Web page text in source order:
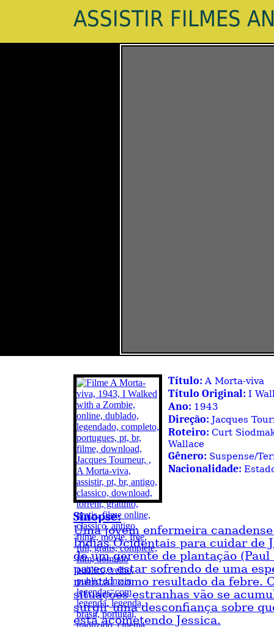
ASSISTIR FILMES
Título:A Morta-viva
Título Original: I
Ano: 1943
Direção: Jacques
Roteiro: Curt
Wallace
Gênero: Suspense/
Nacionalidade:
Sinopse:
Uma jovem enfermeira
Índias Ocidentais para cuidar de
de um gerente de plantação (Paul
parece estar sofrendo de uma
mental como resultado da febre.
situações estranhas vão se
surgir uma desconfiança sobre
está acometendo Jessica.